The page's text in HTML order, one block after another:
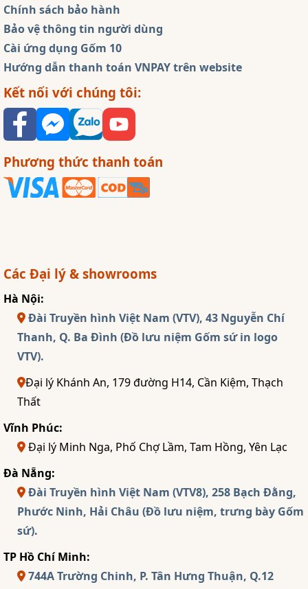
Chính sách bảo hành
Bảo vệ thông tin người dùng
Cài ứng dụng Gốm 10
Hướng dẫn thanh toán VNPAY trên website
Kết nối với chúng tôi:
Phương thức thanh toán
Các Đại lý & showrooms
Hà Nội:
Đài Truyền hình Việt Nam (VTV), 43 Nguyễn Chí
Thanh, Q. Ba Đình (Đồ lưu niệm Gốm sứ in logo
VTV).
Đại lý Khánh An, 179 đường H14, Cần Kiệm, Thạch
Thất
Vĩnh Phúc:
Đại lý Minh Nga, Phố Chợ Lầm, Tam Hồng, Yên Lạc
Đà Nẵng:
Đài Truyền hình Việt Nam (VTV8), 258 Bạch Đằng,
Phước Ninh, Hải Châu (Đồ lưu niệm, trưng bày Gốm
sứ).
TP Hồ Chí Minh:
744A Trường Chinh, P. Tân Hưng Thuận, Q.12